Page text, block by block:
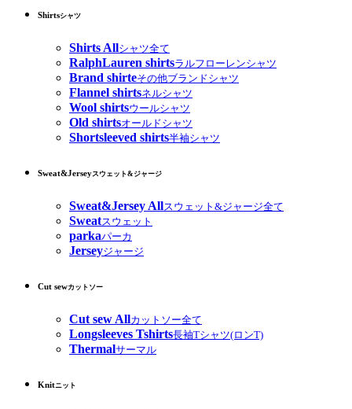
Shirtsシャツ
Shirts Allシャツ全て
RalphLauren shirtsラルフローレンシャツ
Brand shirteその他ブランドシャツ
Flannel shirtsネルシャツ
Wool shirtsウールシャツ
Old shirtsオールドシャツ
Shortsleeved shirts半袖シャツ
Sweat&Jerseyスウェット&ジャージ
Sweat&Jersey Allスウェット&ジャージ全て
Sweatスウェット
parkaパーカ
Jerseyジャージ
Cut sewカットソー
Cut sew Allカットソー全て
Longsleeves Tshirts長袖Tシャツ(ロンT)
Thermalサーマル
Knitニット